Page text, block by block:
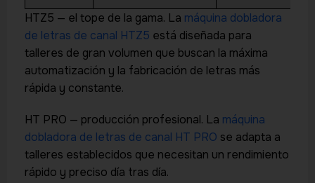
HTZ5 — el tope de la gama. La máquina dobladora
de letras de canal HTZ5 está diseñada para
talleres de gran volumen que buscan la máxima
automatización y la fabricación de letras más
rápida y constante.
HT PRO — producción profesional. La máquina
dobladora de letras de canal HT PRO se adapta a
talleres establecidos que necesitan un rendimiento
rápido y preciso día tras día.